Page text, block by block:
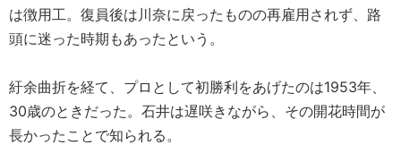
は徴用工。復員後は川奈に戻ったものの再雇用されず、路
頭に迷った時期もあったという。
紆余曲折を経て、プロとして初勝利をあげたのは1953年、
30歳のときだった。石井は遅咲きながら、その開花時間が
長かったことで知られる。